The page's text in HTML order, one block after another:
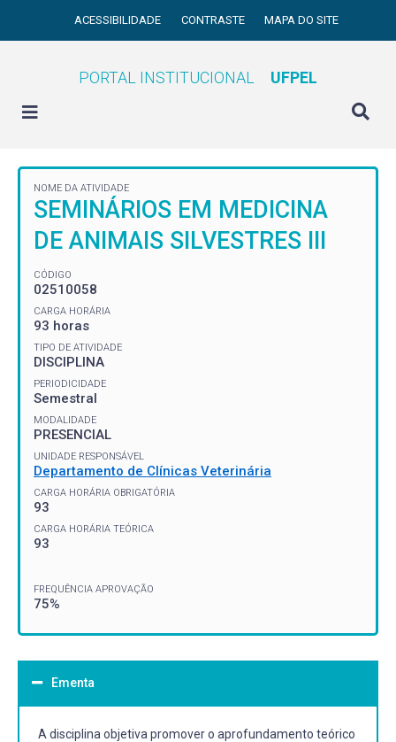
ACESSIBILIDADE CONTRASTE MAPA DO SITE
PORTAL INSTITUCIONAL UFPEL
NOME DA ATIVIDADE
SEMINÁRIOS EM MEDICINA
DE ANIMAIS SILVESTRES III
CÓDIGO
02510058
CARGA HORÁRIA
93 horas
TIPO DE ATIVIDADE
DISCIPLINA
PERIODICIDADE
Semestral
MODALIDADE
PRESENCIAL
UNIDADE RESPONSÁVEL
Departamento de Clínicas Veterinária
CARGA HORÁRIA OBRIGATÓRIA
93
CARGA HORÁRIA TEÓRICA
93
FREQUÊNCIA APROVAÇÃO
75%
Ementa
A disciplina objetiva promover o aprofundamento teórico